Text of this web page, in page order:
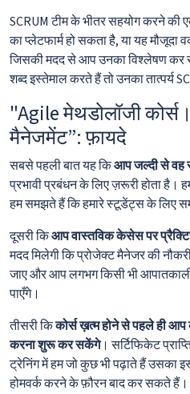
SCRUM टीम के भीतर सहयोग करने की
का प्लेटफार्म हो सकता है, या यह मौजूदा
जिसकी मदद से आप उनका विश्लेषण
शब्द इस्तेमाल करते हैं तो उनका तात्पर्य
"Agile मेथडोलॉजी
मैनेजमेंट”: फ़ायदे
सबसे पहली बात यह किआप जल्दी से
प्रभावी प्रबंधन के लिए ज़रूरी होता है।
हम समझते हैं कि हमारे स्टूडेंट्स के लिए
दूसरी किआप वास्तविक केसेस पर
मदद मिलेगी कि प्रोजेक्ट मैनेजर की
जाए और आप लगभग किसी भी
पाएँगे।
तीसरी किकोर्स ख़त्म होने से पहले ही
करना शुरू कर सकेंगे। सर्टिफिकेट
ट्रेनिंग में हम जो कुछ भी पढ़ाते हैं
होमवर्क करने के फ़ौरन बाद कर सकते हैं।